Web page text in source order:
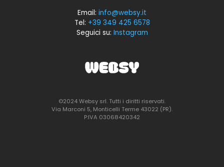
Email: info@websy.it
Tel: +39 349 425 6578
Seguici su: Instagram
©2024 Websy srl. Tutti i diritti riservati.
Via Marconi 5, Monticelli Terme 43022 (PR).
P:IVA 03068420342